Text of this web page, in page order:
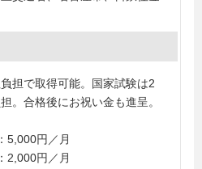
担で取得可能。国家試験は2
。合格後にお祝い金も進呈。
5,000円／月
2,000円／月